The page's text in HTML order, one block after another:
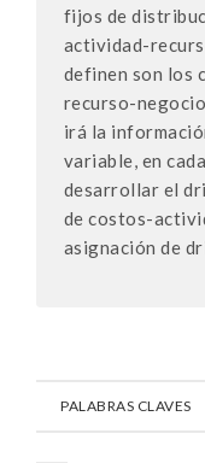
fijos de
actividad-
definen son los
recurso-
irá la
variable, en
desarrollar el
de costos-
asignación de
PALABRAS CLAVES